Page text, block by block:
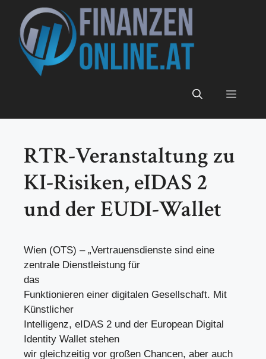
Inhalt
springen
Menü
RTR-Veranstaltung zu
KI-Risiken, eIDAS 2
und der EUDI-Wallet
Wien (OTS) – „Vertrauensdienste sind eine
zentrale Dienstleistung für
das
Funktionieren einer digitalen Gesellschaft. Mit
Künstlicher
Intelligenz, eIDAS 2 und der European Digital
Identity Wallet stehen
wir gleichzeitig vor großen Chancen, aber auch